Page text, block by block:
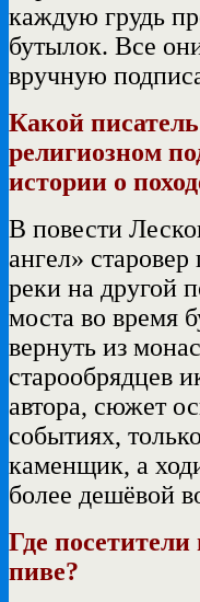
каждую грудь
бутылок. Все
вручную
Какой
религиозном
истории о
В повести
ангел» старовер
реки на другой
моста во время
вернуть из
старообрядцев
автора, сюжет
событиях,
каменщик, а
более дешёвой
Где
пиве?